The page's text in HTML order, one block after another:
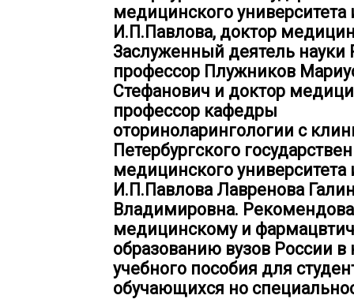
медицинского университета
И.П.Павлова, доктор
Заслуженный деятель науки
профессор Плужников
Стефанович и доктор
профессор кафедры
оториноларингологии с
Петербургского
медицинского университета
И.П.Павлова Лавренова
Владимировна.
медицинскому и
образованию вузов России в
учебного пособия для
обучающихся но